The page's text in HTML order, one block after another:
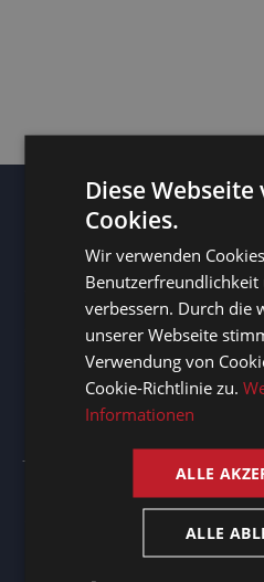
Seitenübersicht
Sprachdienste
Über uns
Diese
Cookies.
Wir verwenden
Benutzerfreundlichkeit
verbessern. Durch die
unserer Webseite
Verwendung von
Cookie-Richtlinie zu.
Informationen
ALLE
ALLE